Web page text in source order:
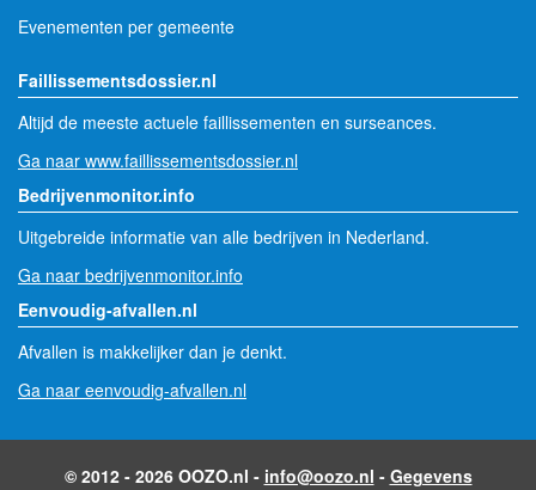
Evenementen per gemeente
Faillissementsdossier.nl
Altijd de meeste actuele faillissementen en surseances.
Ga naar www.faillissementsdossier.nl
Bedrijvenmonitor.info
Uitgebreide informatie van alle bedrijven in Nederland.
Ga naar bedrijvenmonitor.info
Eenvoudig-afvallen.nl
Afvallen is makkelijker dan je denkt.
Ga naar eenvoudig-afvallen.nl
© 2012 - 2026 OOZO.nl - info@oozo.nl - Gegevens